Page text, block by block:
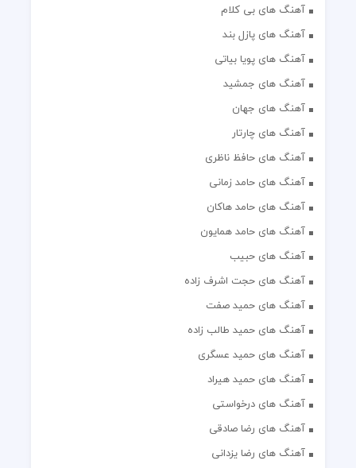
آهنگ های بی کلام
آهنگ های پازل بند
آهنگ های پویا بیاتی
آهنگ های جمشید
آهنگ های جهان
آهنگ های چارتار
آهنگ های حافظ ناظری
آهنگ های حامد زمانی
آهنگ های حامد هاکان
آهنگ های حامد همایون
آهنگ های حبیب
آهنگ های حجت اشرف زاده
آهنگ های حمید صفت
آهنگ های حمید طالب زاده
آهنگ های حمید عسگری
آهنگ های حمید هیراد
آهنگ های درخواستی
آهنگ های رضا صادقی
آهنگ های رضا یزدانی